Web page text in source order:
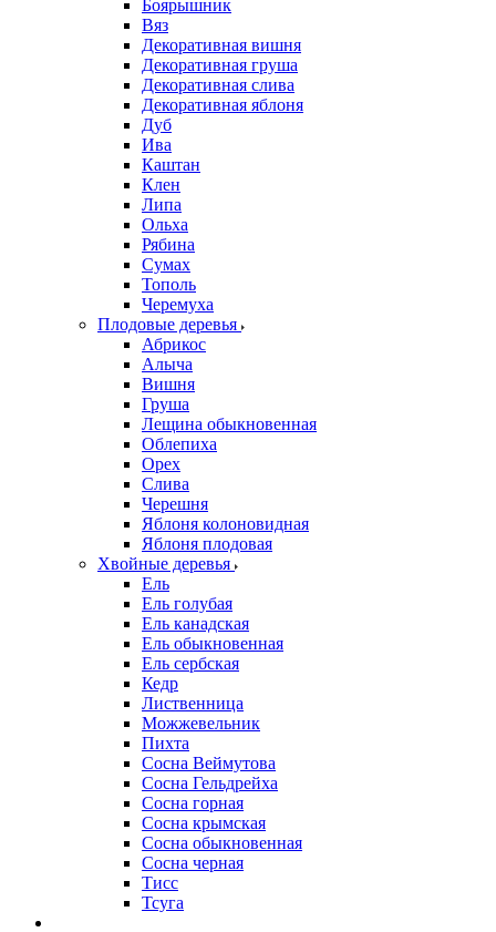
Боярышник
Вяз
Декоративная вишня
Декоративная груша
Декоративная слива
Декоративная яблоня
Дуб
Ива
Каштан
Клен
Липа
Ольха
Рябина
Сумах
Тополь
Черемуха
Плодовые деревья
Абрикос
Алыча
Вишня
Груша
Лещина обыкновенная
Облепиха
Орех
Слива
Черешня
Яблоня колоновидная
Яблоня плодовая
Хвойные деревья
Ель
Ель голубая
Ель канадская
Ель обыкновенная
Ель сербская
Кедр
Лиственница
Можжевельник
Пихта
Сосна Веймутова
Сосна Гельдрейха
Сосна горная
Сосна крымская
Сосна обыкновенная
Сосна черная
Тисс
Тсуга